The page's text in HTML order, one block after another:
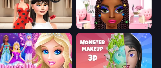
Shopaholic Black Friday Braided Hairstyles Fashion